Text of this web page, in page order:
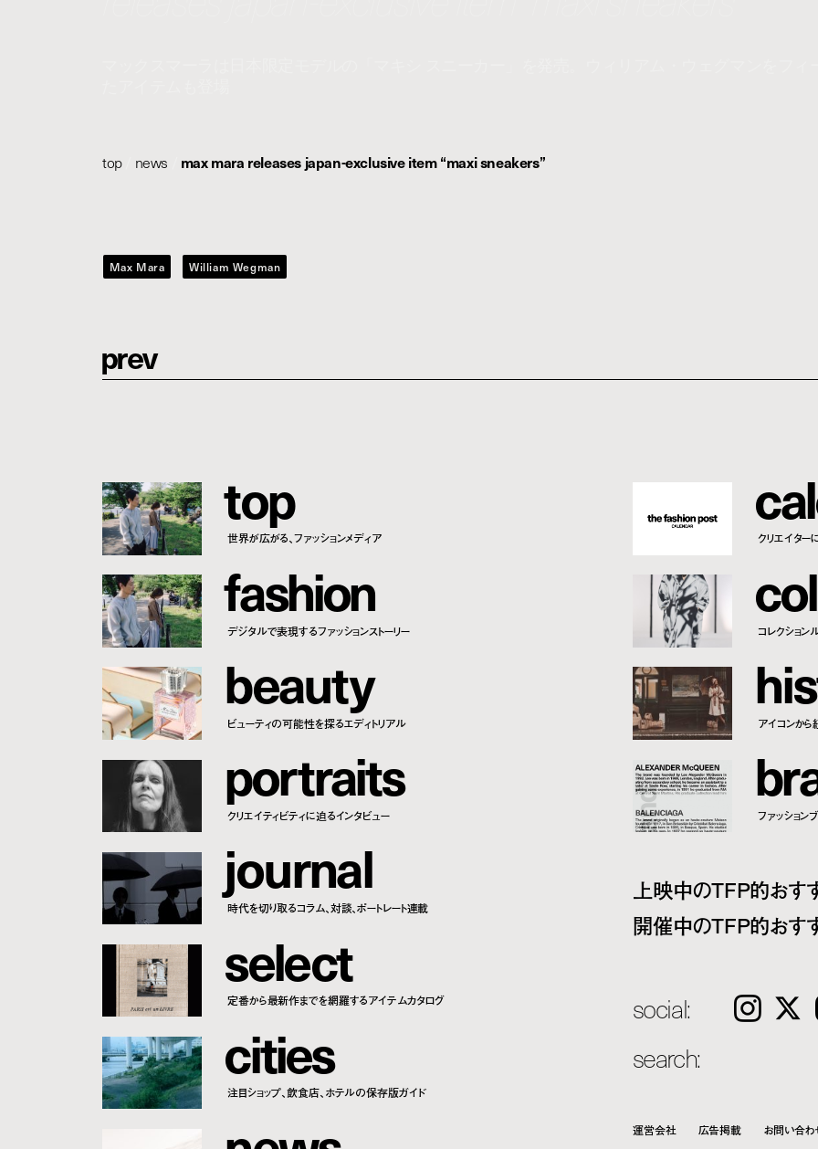
top/ news max mara releases japan-exclusive item “maxi sneakers”
Max Mara William Wegman
prev
top
世界が広がる、ファッションメディア
fashion
デジタルで表現するファッションストーリー
beauty
ビューティの可能性を探るエディトリアル
portraits
クリエイティビティに迫るインタビュー
journal
時代を切り取るコラム、対談、ポートレート連載
select
定番から最新作までを網羅するアイテムカタログ
cities
注目ショップ、飲食店、ホテルの保存版ガイド
cal
クリエイター
col
コレクション
his
アイコンから
br
ファッション
上映中のTFP的おす
開催中のTFP的おす
social: Instagram 𝕏
search:
運営会社 広告掲載 お問い合わ